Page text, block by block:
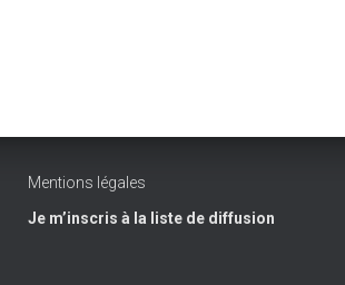
Mentions légales
Je m’inscris à la liste de diffusion